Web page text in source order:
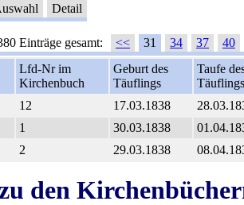
Detail
Einträge gesamt: << 31 34 37
40
Lfd-Nr im
Kirchenbuch
Geburt des
Täuflings
Taufe
Täuflings
12 17.03.1838
1 30.03.1838
2 29.03.1838
den